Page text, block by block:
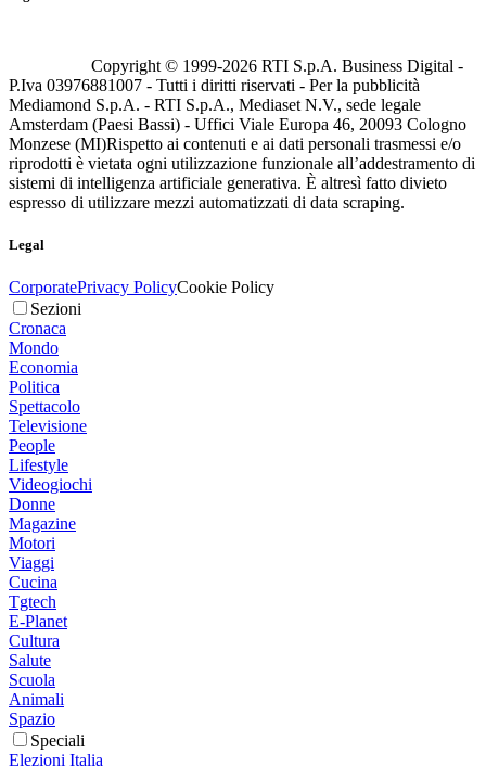
Copyright © 1999-2026 RTI S.p.A. Business Digital -
P.Iva 03976881007 - Tutti i diritti riservati - Per la pubblicità
Mediamond S.p.A. - RTI S.p.A., Mediaset N.V., sede legale
Amsterdam (Paesi Bassi) - Uffici Viale Europa 46, 20093 Cologno
Monzese (MI)Rispetto ai contenuti e ai dati personali trasmessi e/o
riprodotti è vietata ogni utilizzazione funzionale all’addestramento di
sistemi di intelligenza artificiale generativa. È altresì fatto divieto
espresso di utilizzare mezzi automatizzati di data scraping.
Legal
CorporatePrivacy PolicyCookie Policy
Sezioni
Cronaca
Mondo
Economia
Politica
Spettacolo
Televisione
People
Lifestyle
Videogiochi
Donne
Magazine
Motori
Viaggi
Cucina
Tgtech
E-Planet
Cultura
Salute
Scuola
Animali
Spazio
Speciali
Elezioni Italia